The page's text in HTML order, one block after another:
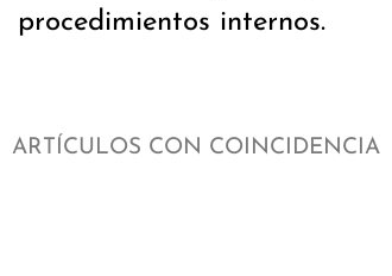
procedimientos internos.
ARTÍCULOS CON COINCIDENCIA